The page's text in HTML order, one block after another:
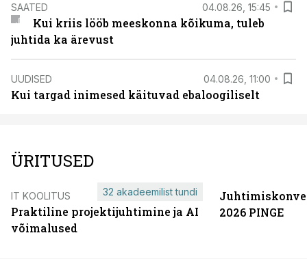
SAATED 04.08.26, 15:45
Kui kriis lööb meeskonna kõikuma, tuleb
juhtida ka ärevust
UUDISED 04.08.26, 11:00
Kui targad inimesed käituvad ebaloogiliselt
ÜRITUSED
IT KOOLITUS
Praktiline projektijuhtimine ja AI
võimalused
32 akadeemilist tundi
2026 PINGE